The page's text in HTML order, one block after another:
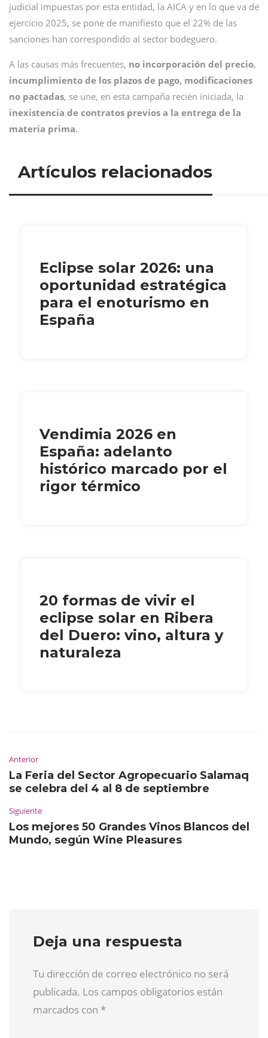
judicial impuestas por esta entidad, la AICA y en lo que va de
ejercicio 2025, se pone de manifiesto que el 22% de las
sanciones han correspondido al sector bodeguero.
A las causas más frecuentes, no incorporación del precio,
incumplimiento de los plazos de pago, modificaciones
no pactadas, se une, en esta campaña recién iniciada, la
inexistencia de contratos previos a la entrega de la
materia prima.
Artículos relacionados
Eclipse solar 2026: una
oportunidad estratégica
para el enoturismo en
España
Vendimia 2026 en
España: adelanto
histórico marcado por el
rigor térmico
20 formas de vivir el
eclipse solar en Ribera
del Duero: vino, altura y
naturaleza
Anterior
La Feria del Sector Agropecuario Salamaq
se celebra del 4 al 8 de septiembre
Siguiente
Los mejores 50 Grandes Vinos Blancos del
Mundo, según Wine Pleasures
Deja una respuesta
Tu dirección de correo electrónico no será
publicada. Los campos obligatorios están
marcados con *